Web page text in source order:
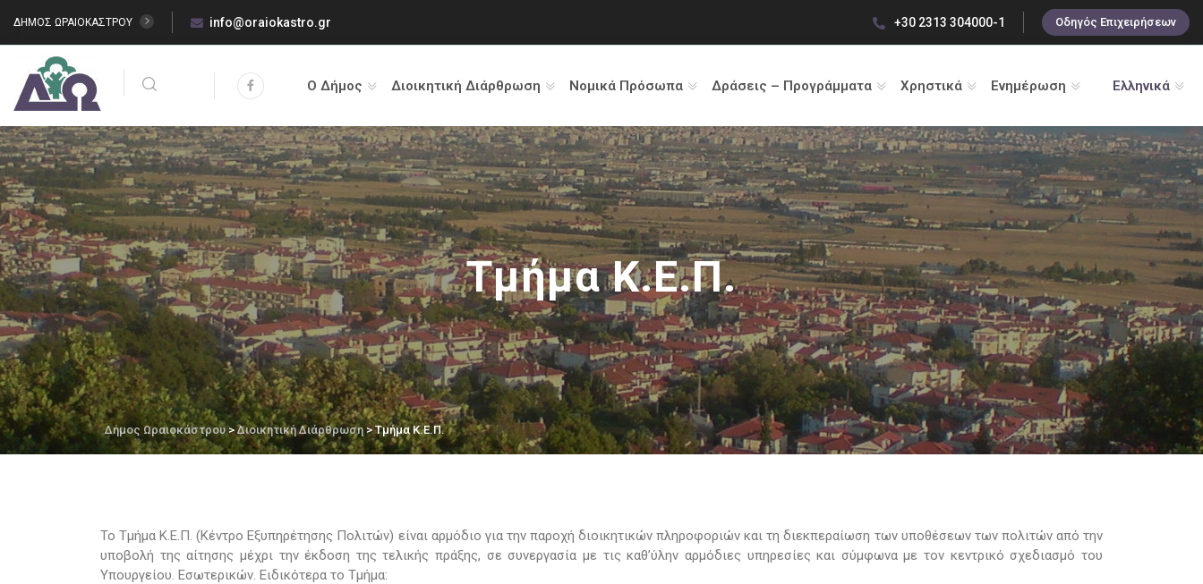
ΔΗΜΟΣ ΩΡΑΙΟΚΑΣΤΡΟΥ info@oraiokastro.gr +30 2313 304000-1 Οδηγός Επιχειρήσεων
Ο Δήμος Διοικητική Διάρθρωση Νομικά Πρόσωπα Δράσεις – Προγράμματα Χρηστικά Ενημέρωση Ελληνικά
Τμήμα Κ.Ε.Π.
Δήμος Ωραιοκάστρου>Διοικητική Διάρθρωση > Τμήμα Κ.Ε.Π.
Το Τμήμα Κ.Ε.Π. (Κέντρο Εξυπηρέτησης Πολιτών) είναι αρμόδιο για την παροχή διοικητικών πληροφοριών και τη διεκπεραίωση των υποθέσεων των πολιτών από την
υποβολή της αίτησης μέχρι την έκδοση της τελικής πράξης, σε συνεργασία με τις καθ’ύλην αρμόδιες υπηρεσίες και σύμφωνα με τον κεντρικό σχεδιασμό του
Υπουργείου. Εσωτερικών. Ειδικότερα το Τμήμα: